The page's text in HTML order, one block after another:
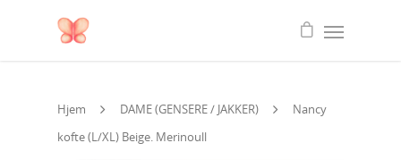
Hjem DAME (GENSERE / JAKKER)
Nancy
kofte (L/XL) Beige. Merinoull